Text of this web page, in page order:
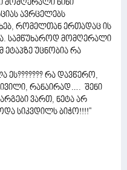
მომღერალი ნინი
ავრცელებს
რომელთან ერთადაც ის
სამწუხაროდ მომღერალი
ეტაპზე უცნობია რა
ეს??????? რა დავწერო,
რანაირად…. შენი
ვართ, ნეტა არ
სიკვდილს ბიჭო!!!!''